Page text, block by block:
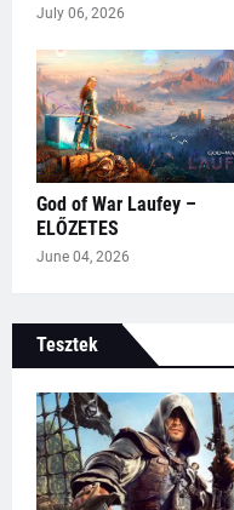
July 06, 2026
God of War Laufey –
ELŐZETES
June 04, 2026
Tesztek